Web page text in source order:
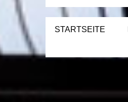
STARTSEITE